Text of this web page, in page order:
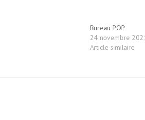
Bureau POP
24 novembre
Article similaire